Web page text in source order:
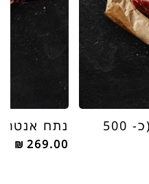
אונטריב קוביות לבישול (כ- 500 נתח אנטריקוט (30
₪ 269.00